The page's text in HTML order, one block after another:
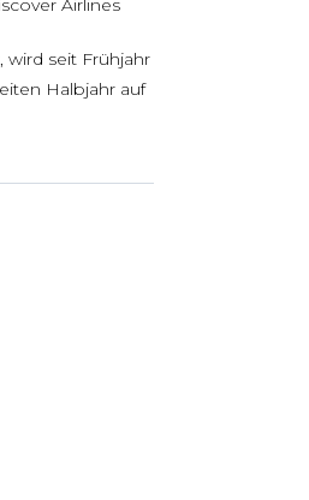
Airlines
wird seit Frühjahr
Halbjahr auf